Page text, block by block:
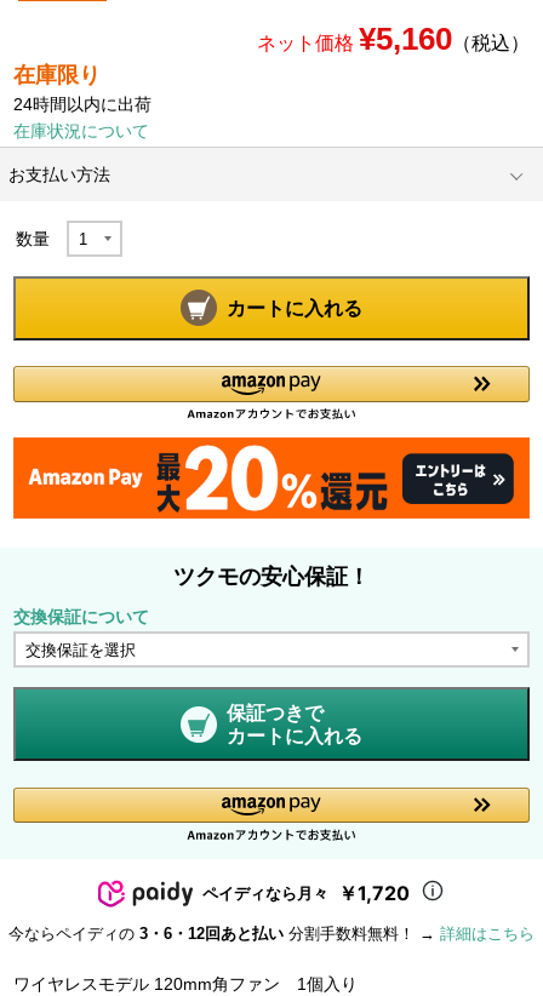
ネット価格 ¥5,160（税込）
在庫限り
24時間以内に出荷
在庫状況について
お支払い方法
数量
カートに入れる
ツクモの安心保証！
交換保証について
保証つきで
カートに入れる
ペイディなら月々 ￥1,720
今ならペイディの 3・6・12回あと払い 分割手数料無料！ → 詳細はこちら
ワイヤレスモデル 120mm角ファン 1個入り